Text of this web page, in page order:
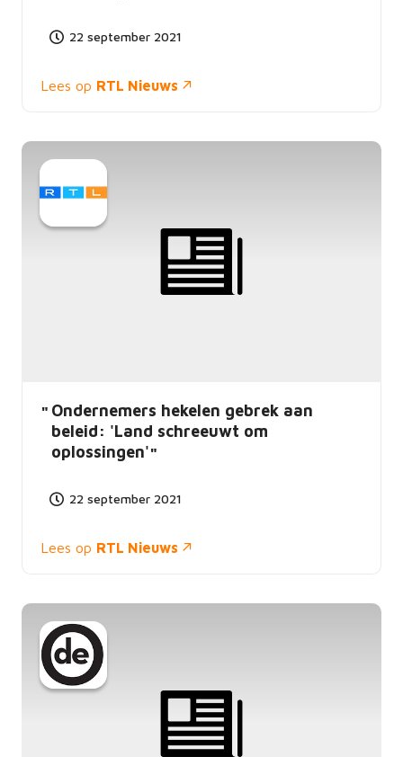
22 september 2021
Lees op RTL Nieuws
Ondernemers hekelen gebrek aan
beleid: 'Land schreeuwt om
oplossingen'
22 september 2021
Lees op RTL Nieuws